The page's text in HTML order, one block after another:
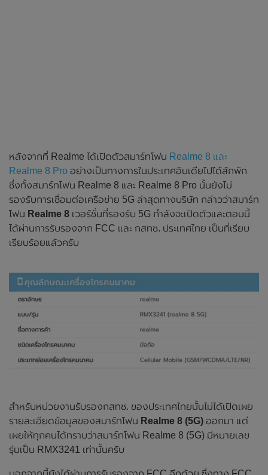
หลังจากที่ Realme ได้เปิดตัวสมาร์ทโฟน Realme 8 และ
Realme 8 Pro อย่างเป็นทางการในประเทศอินเดียไปได้สักพัก
ซึ่งทั้งสมาร์ทโฟน Realme 8 และ Realme 8 Pro นั้นยังไม่
รองรับการเชื่อมต่อเครือข่าย 5G ล่าสุดทางบริษัท กล่าวว่าสมาร์ท
โฟน Realme 8 เวอร์ชั่นที่รองรับ 5G กำลังจะเปิดตัวและตอนนี้
ได้ผ่านการรับรองจาก FCC และ กสทช. ประเทศไทย เป็นที่เรียบ
เรียบร้อยแล้วครับ
สำหรับหน่วยงานรับรองกสทช. ของประเทศไทยนั้นไม่ได้เปิดเผย
รายละเอียดข้อมูลของสมาร์ทโฟน Realme 8 (5G) ออกมา แต่
เผยให้ทุกคนได้ทราบว่าสมาร์ทโฟน Realme 8 (5G) มีหมายเลข
รุ่นเป็น RMX3241 เท่านั้นครับ